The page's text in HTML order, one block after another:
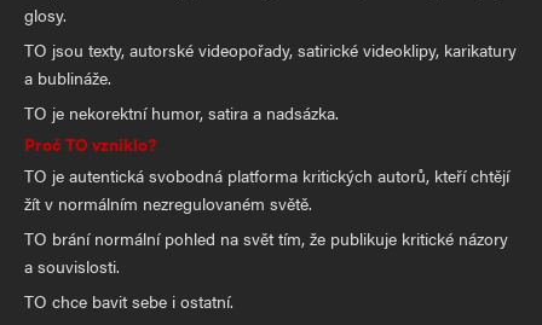
glosy.
TO jsou texty, autorské videopořady, satirické videoklipy, karikatury
a bublináže.
TO je nekorektní humor, satira a nadsázka.
Proč TO vzniklo?
TO je autentická svobodná platforma kritických autorů, kteří chtějí
žít v normálním nezregulovaném světě.
TO brání normální pohled na svět tím, že publikuje kritické názory
a souvislosti.
TO chce bavit sebe i ostatní.